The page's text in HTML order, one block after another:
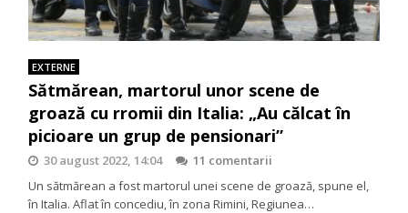
EXTERNE
Sătmărean, martorul unor scene de
groază cu rromii din Italia: „Au călcat în
picioare un grup de pensionari”
30 august 2022, 14:04
11 comentarii
Un sătmărean a fost martorul unei scene de groază, spune el,
în Italia. Aflat în concediu, în zona Rimini, Regiunea…